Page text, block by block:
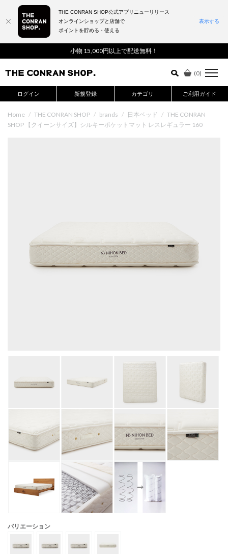
小物 15,000円以上で配送無料！
(0)
ログイン 新規登録 カテゴリ ご利用ガイド
詳細検索はこちら
Home / THE CONRAN SHOP / brands / 日本ベッド / THE CONRAN
SHOP 【クイーンサイズ】シルキーポケットマット レスレギュラー 160
バリエーション
THE CONRAN SHOP公式アプリニューリリース
オンラインショップと店舗で
ポイントを貯める・使える
表示する